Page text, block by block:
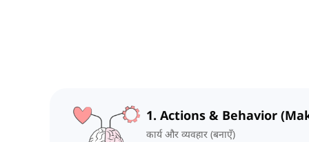
1. Actions & Behavior
कार्य और व्यवहार (बनाएँ)